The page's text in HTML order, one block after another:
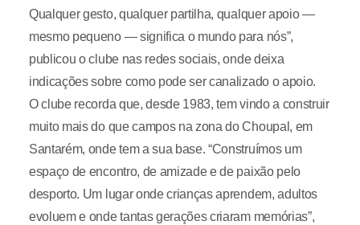
Qualquer gesto, qualquer partilha, qualquer apoio —
mesmo pequeno — significa o mundo para nós”,
publicou o clube nas redes sociais, onde deixa
indicações sobre como pode ser canalizado o apoio.
O clube recorda que, desde 1983, tem vindo a construir
muito mais do que campos na zona do Choupal, em
Santarém, onde tem a sua base. “Construímos um
espaço de encontro, de amizade e de paixão pelo
desporto. Um lugar onde crianças aprendem, adultos
evoluem e onde tantas gerações criaram memórias”,